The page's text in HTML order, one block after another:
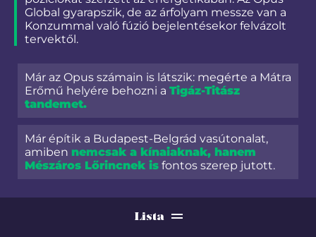
Global gyarapszik, de az árfolyam messze van a
Konzummal való fúzió bejelentésekor felvázolt
tervektől.
Már az Opus számain is látszik: megérte a Mátra
Erőmű helyére behozni a Tigáz-Titász
tandemet.
Már építik a Budapest-Belgrád vasútonalat,
amiben nemcsak a kínaiaknak, hanem
Mészáros Lőrincnek is fontos szerep jutott.
Lista